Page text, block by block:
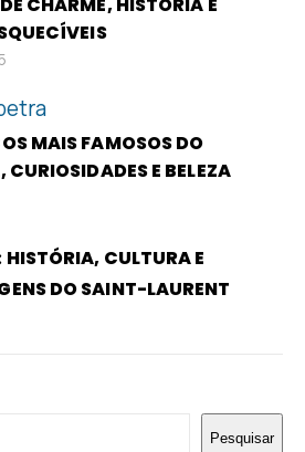
MAIS FAMOSOS DO
E BELEZA
CULTURA E
DO SAINT-LAURENT
Pesquisar